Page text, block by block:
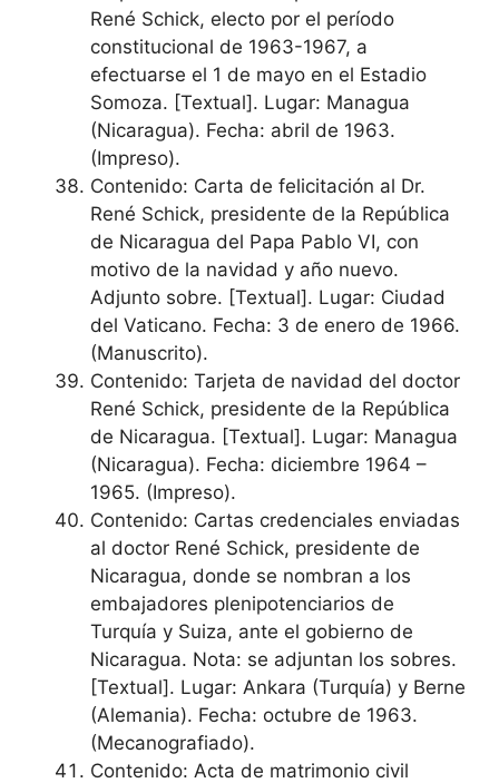
René Schick, electo por el período
constitucional de 1963-1967, a
efectuarse el 1 de mayo en el Estadio
Somoza. [Textual]. Lugar: Managua
(Nicaragua). Fecha: abril de 1963.
(Impreso).
Contenido: Carta de felicitación al Dr.
René Schick, presidente de la República
de Nicaragua del Papa Pablo VI, con
motivo de la navidad y año nuevo.
Adjunto sobre. [Textual]. Lugar: Ciudad
del Vaticano. Fecha: 3 de enero de 1966.
(Manuscrito).
Contenido: Tarjeta de navidad del doctor
René Schick, presidente de la República
de Nicaragua. [Textual]. Lugar: Managua
(Nicaragua). Fecha: diciembre 1964 –
1965. (Impreso).
Contenido: Cartas credenciales enviadas
al doctor René Schick, presidente de
Nicaragua, donde se nombran a los
embajadores plenipotenciarios de
Turquía y Suiza, ante el gobierno de
Nicaragua. Nota: se adjuntan los sobres.
[Textual]. Lugar: Ankara (Turquía) y Berne
(Alemania). Fecha: octubre de 1963.
(Mecanografiado).
Contenido: Acta de matrimonio civil